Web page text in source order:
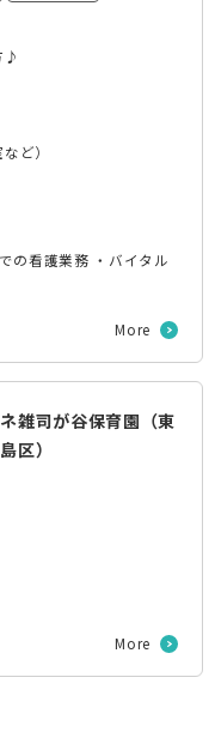
♪
ど）
の看護業務 ・バイタル
More
雑司が谷保育園（東
区）
More